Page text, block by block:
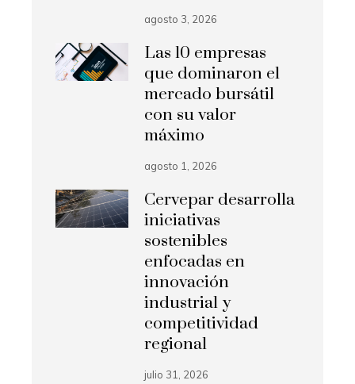
agosto 3, 2026
Las 10 empresas
que dominaron el
mercado bursátil
con su valor
máximo
agosto 1, 2026
Cervepar desarrolla
iniciativas
sostenibles
enfocadas en
innovación
industrial y
competitividad
regional
julio 31, 2026